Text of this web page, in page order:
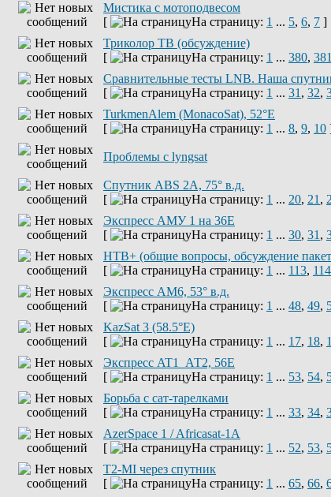
Мистика с мотоподвесом
[
На страницу: 1 ... 5, 6, 7 ]
Триколор ТВ (обсуждение)
[
На страницу: 1 ... 380, 381
Сравнительные тесты LNB. Наша
[
На страницу: 1 ... 31 , 32,
TurkmenAlem (MonacoSat), 52°E
[
На страницу: 1 ... 8, 9, 10
Проблемы с lyngsat
Спутник ABS 2A, 75° в.д.
[
На страницу: 1 ... 20, 21 ,
Экспресс АМУ 1 на 36Е
[
На страницу: 1 ... 30, 31 ,
НТВ+ (общие вопросы, обсуждение
[
На страницу: 1 ... 113, 114
Экспресс AM6, 53° в.д.
[
На страницу: 1 ... 48, 49,
KazSat 3 (58.5°E)
[
На страницу: 1 ... 17, 18,
Экспресс AT1_АТ2, 56E
[
На страницу: 1 ... 53, 54,
Борьба с сат-тарелками
[
На страницу: 1 ... 33, 34,
AzerSpace 1 / Africasat-1A
[
На страницу: 1 ... 52, 53,
T2-MI через спутник
[
На страницу: 1 ... 65, 66,